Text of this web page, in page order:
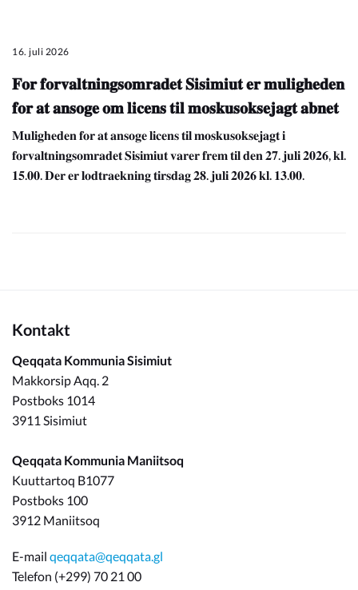
16. juli 2026
𝐅𝐨𝐫 𝐟𝐨𝐫𝐯𝐚𝐥𝐭𝐧𝐢𝐧𝐠𝐬𝐨𝐦𝐫𝐚𝐝𝐞𝐭 𝐒𝐢𝐬𝐢𝐦𝐢𝐮𝐭 𝐞𝐫 𝐦𝐮𝐥𝐢𝐠𝐡𝐞𝐝𝐞𝐧
𝐟𝐨𝐫 𝐚𝐭 𝐚𝐧𝐬𝐨𝐠𝐞 𝐨𝐦 𝐥𝐢𝐜𝐞𝐧𝐬 𝐭𝐢𝐥 𝐦𝐨𝐬𝐤𝐮𝐬𝐨𝐤𝐬𝐞𝐣𝐚𝐠𝐭 𝐚𝐛𝐧𝐞𝐭
𝐌𝐮𝐥𝐢𝐠𝐡𝐞𝐝𝐞𝐧 𝐟𝐨𝐫 𝐚𝐭 𝐚𝐧𝐬𝐨𝐠𝐞 𝐥𝐢𝐜𝐞𝐧𝐬 𝐭𝐢𝐥 𝐦𝐨𝐬𝐤𝐮𝐬𝐨𝐤𝐬𝐞𝐣𝐚𝐠𝐭 𝐢
𝐟𝐨𝐫𝐯𝐚𝐥𝐭𝐧𝐢𝐧𝐠𝐬𝐨𝐦𝐫𝐚𝐝𝐞𝐭 𝐒𝐢𝐬𝐢𝐦𝐢𝐮𝐭 𝐯𝐚𝐫𝐞𝐫 𝐟𝐫𝐞𝐦 𝐭𝐢𝐥 𝐝𝐞𝐧 𝟐𝟕. 𝐣𝐮𝐥𝐢 𝟐𝟎𝟐𝟔, 𝐤𝐥.
𝟏𝟓.𝟎𝟎. 𝐃𝐞𝐫 𝐞𝐫 𝐥𝐨𝐝𝐭𝐫𝐚𝐞𝐤𝐧𝐢𝐧𝐠 𝐭𝐢𝐫𝐬𝐝𝐚𝐠 𝟐𝟖. 𝐣𝐮𝐥𝐢 𝟐𝟎𝟐𝟔 𝐤𝐥. 𝟏𝟑.𝟎𝟎.
Kontakt
Qeqqata Kommunia Sisimiut
Makkorsip Aqq. 2
Postboks 1014
3911 Sisimiut
Qeqqata Kommunia Maniitsoq
Kuuttartoq B1077
Postboks 100
3912 Maniitsoq
E-mail qeqqata@qeqqata.gl
Telefon (+299) 70 21 00